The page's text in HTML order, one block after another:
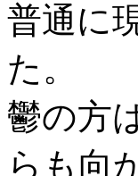
普通に
た。
鬱の方
らも向